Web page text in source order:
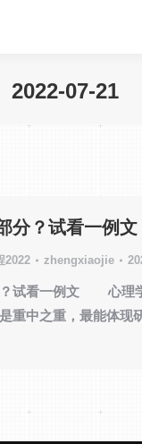
2022-07-21
分？试看一例文
2022 zhengxiaojie
？试看一例文 心理
重中之重，最能体现